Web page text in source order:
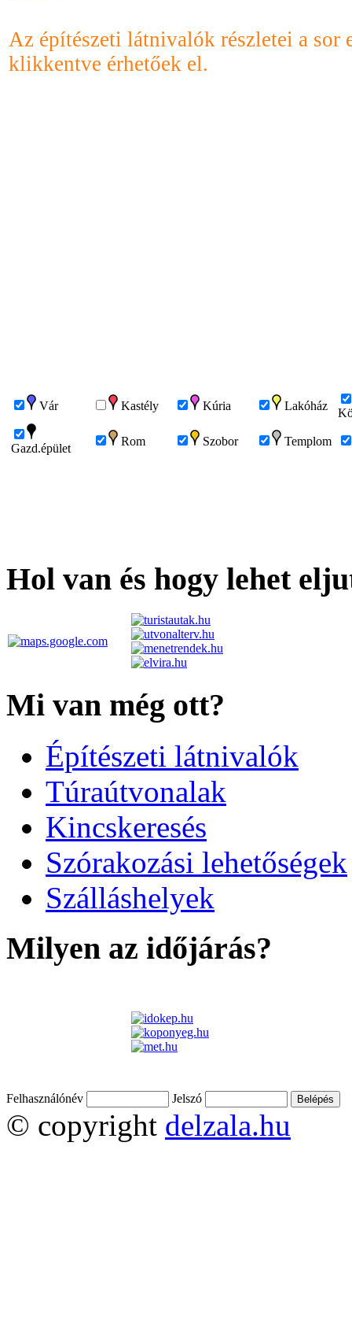
Az építészeti látnivalók részletei a sor
klikkentve érhetőek el.
Vár Kastély Kúria Lakóház
Gazd.épület
Rom Szobor Templom
Hol van és hogy lehet
Mi van még ott?
Építészeti látnivalók
Túraútvonalak
Kincskeresés
Szórakozási lehetőségek
Szálláshelyek
Milyen az időjárás?
Felhasználónév Jelszó
© copyright delzala.hu